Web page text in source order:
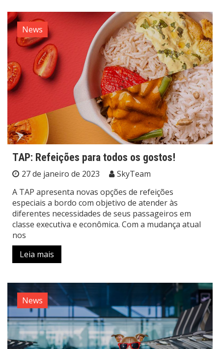
News
TAP: Refeições para todos os gostos!
27 de janeiro de 2023
SkyTeam
A TAP apresenta novas opções de refeições
especiais a bordo com objetivo de atender às
diferentes necessidades de seus passageiros em
classe executiva e econômica. Com a mudança atual
nos
Leia mais
News